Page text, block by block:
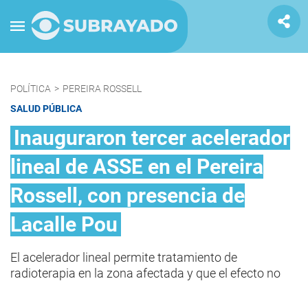
POLÍTICA > PEREIRA ROSSELL
SALUD PÚBLICA
Inauguraron tercer acelerador
lineal de ASSE en el Pereira
Rossell, con presencia de
Lacalle Pou
El acelerador lineal permite tratamiento de
radioterapia en la zona afectada y que el efecto no